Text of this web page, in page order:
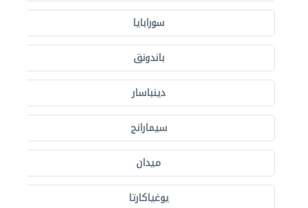
سورابايا
باندونق
دينباسار
سيمارانج
ميدان
يوغياكارتا